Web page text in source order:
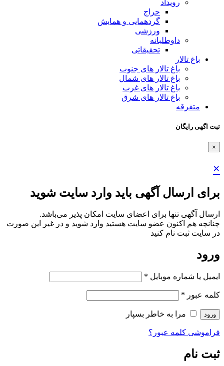
رویداد
حراج
گردهمایی و همایش
ورزشی
داوطلبانه
تحقیقاتی
باغ تالار
باغ تالار های جنوب
باغ تالار های شمال
باغ تالار های غرب
باغ تالار های شرق
متفرقه
ثبت اگهی رایگان
×
×
برای ارسال آگهی باید وارد سایت شوید
ارسال آگهی تنها برای اعضای سایت امکان پذیر می‌باشد.
چنانچه هم‌ اکنون عضو سایت هستید وارد شوید و در غیر این صورت
در سایت ثبت نام کنید
ورود
ایمیل یا شماره موبایل *
کلمه عبور *
ورود مرا به خاطر بسپار
فراموشی کلمه عبور؟
ثبت نام